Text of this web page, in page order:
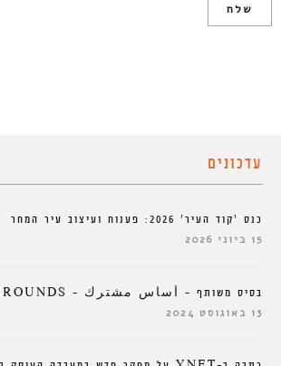
עדכונים
כנס ‘קוד העיר’ 2026: פענוח ועיצוב עיר המחר
15 ביוני 2026
בסיס משותף – أساس مشترك – COMMON GROUNDS
13 באוגוסט 2024